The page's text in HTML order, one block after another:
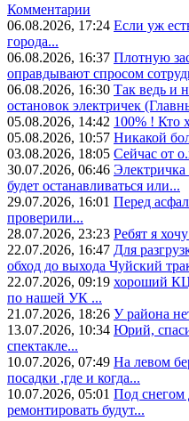
Комментарии
06.08.2026, 17:24 Если уж
города...
06.08.2026, 16:37 Плотную
оправдывают спросом
06.08.2026, 16:30 Так ведь и
остановок электричек
05.08.2026, 14:42 100% ! Кто
05.08.2026, 10:57 Никакой
03.08.2026, 18:05 Сейчас от
30.07.2026, 06:46 Электричка
будет останавливаться или...
29.07.2026, 16:01 Перед
проверили...
28.07.2026, 23:23 Ребят я
22.07.2026, 16:47 Для
обход до выхода Чуйский
22.07.2026, 09:19 хороший КЦ
по нашей УК ...
21.07.2026, 18:26 У района
13.07.2026, 10:34 Юрий,
спектакле...
10.07.2026, 07:49 На левом
посадки ,где и когда...
10.07.2026, 05:01 Под снегом
ремонтировать будут...